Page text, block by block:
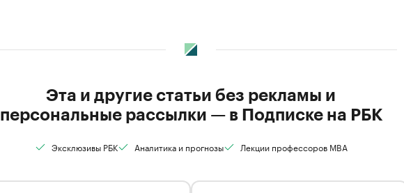
Эта и другие статьи без рекламы и
персональные рассылки — в Подписке на РБК
Эксклюзивы РБК Аналитика и прогнозы Лекции профессоров MBA